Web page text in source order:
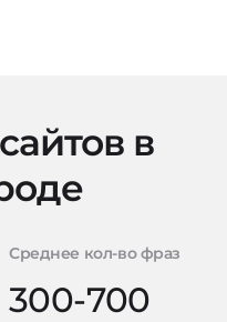
в
Среднее кол-во фраз
300-700